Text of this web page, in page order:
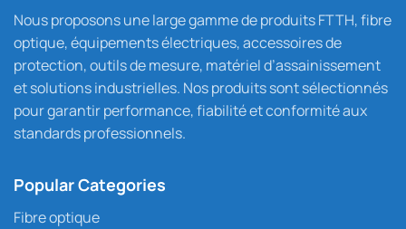
Nous proposons une large gamme de produits FTTH, fibre
optique, équipements électriques, accessoires de
protection, outils de mesure, matériel d’assainissement
et solutions industrielles. Nos produits sont sélectionnés
pour garantir performance, fiabilité et conformité aux
standards professionnels.
Popular Categories
Fibre optique